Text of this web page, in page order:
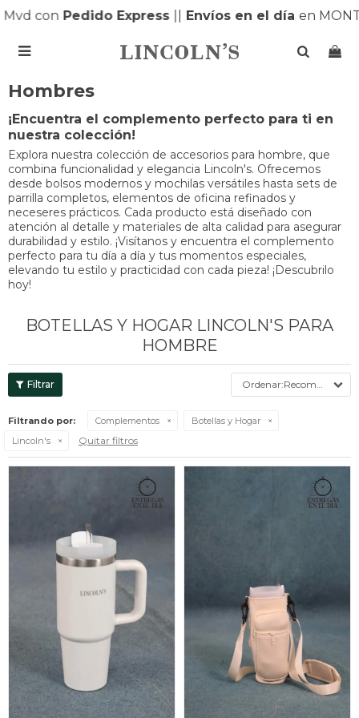
conPedido Express|| Envíos en el díaen

Hombres
¡Encuentra el complemento perfecto para ti en
nuestra colección!
Explora nuestra colección de accesorios para hombre, que
combina funcionalidad y elegancia Lincoln's. Ofrecemos
desde bolsos modernos y mochilas versátiles hasta sets de
parrilla completos, elementos de oficina refinados y
neceseres prácticos. Cada producto está diseñado con
atención al detalle y materiales de alta calidad para asegurar
durabilidad y estilo. ¡Visítanos y encuentra el complemento
perfecto para tu día a día y tus momentos especiales,
elevando tu estilo y practicidad con cada pieza! ¡Descubrilo
hoy!
BOTELLAS Y HOGAR LINCOLN'S PARA
HOMBRE
Recomendados
Filtrando por: Complementos
Botellas y Hogar
Lincoln's
Quitar filtros